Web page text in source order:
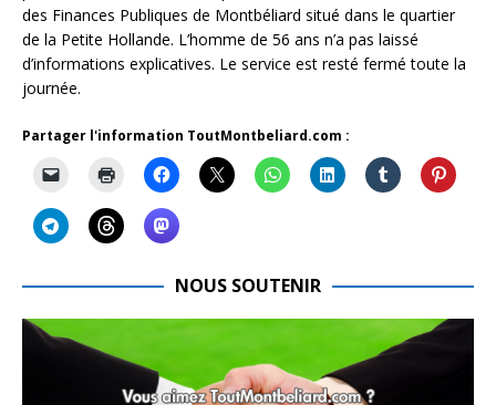
des Finances Publiques de Montbéliard situé dans le quartier
de la Petite Hollande. L’homme de 56 ans n’a pas laissé
d’informations explicatives. Le service est resté fermé toute la
journée.
Partager l'information ToutMontbeliard.com :
NOUS SOUTENIR